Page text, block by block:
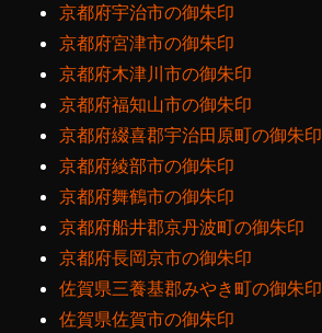
京都府宇治市の御朱印
京都府宮津市の御朱印
京都府木津川市の御朱印
京都府福知山市の御朱印
京都府綴喜郡宇治田原町の御朱印
京都府綾部市の御朱印
京都府舞鶴市の御朱印
京都府船井郡京丹波町の御朱印
京都府長岡京市の御朱印
佐賀県三養基郡みやき町の御朱印
佐賀県佐賀市の御朱印